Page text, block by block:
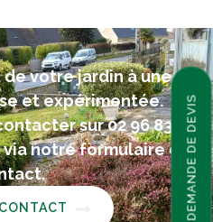
votre jardin à une
et expérimentée.
sur 02 96 83 55
via notre formulaire deDEMANDE DE DEVIS